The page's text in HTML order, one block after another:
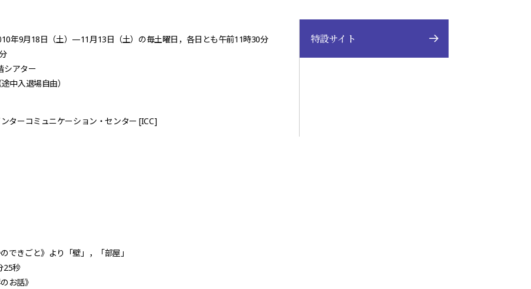
年9月18日（土）—11月13日（土）の毎土曜日，各日とも午前11時30分
シアター
中入退場自由）
ターコミュニケーション・センター [ICC]
特設サイト
できごと》より「壁」，「部屋」
25秒
お話》